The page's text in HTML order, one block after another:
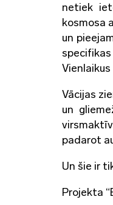
netiek
kosmosa
un
Vācijas
un
padarot
Un šie ir
Projekta